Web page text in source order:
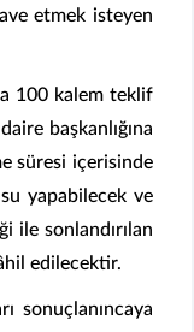
etmek isteyen
100 kalem teklif
başkanlığına
süresi içerisinde
yapabilecek ve
ile sonlandırılan
edilecektir.
sonuçlanıncaya